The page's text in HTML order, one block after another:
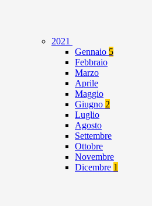
2021
Gennaio 5
Febbraio
Marzo
Aprile
Maggio
Giugno 2
Luglio
Agosto
Settembre
Ottobre
Novembre
Dicembre 1